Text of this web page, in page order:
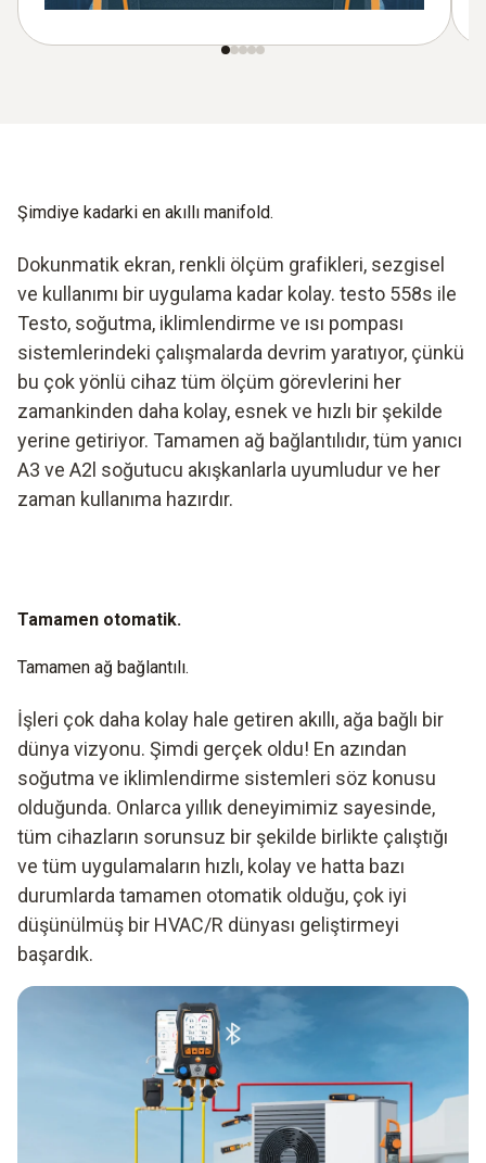
Şimdiye kadarki en akıllı manifold.
Dokunmatik ekran, renkli ölçüm grafikleri, sezgisel
ve kullanımı bir uygulama kadar kolay. testo 558s ile
Testo, soğutma, iklimlendirme ve ısı pompası
sistemlerindeki çalışmalarda devrim yaratıyor, çünkü
bu çok yönlü cihaz tüm ölçüm görevlerini her
zamankinden daha kolay, esnek ve hızlı bir şekilde
yerine getiriyor. Tamamen ağ bağlantılıdır, tüm yanıcı
A3 ve A2l soğutucu akışkanlarla uyumludur ve her
zaman kullanıma hazırdır.
Tamamen otomatik.
Tamamen ağ bağlantılı.
İşleri çok daha kolay hale getiren akıllı, ağa bağlı bir
dünya vizyonu. Şimdi gerçek oldu! En azından
soğutma ve iklimlendirme sistemleri söz konusu
olduğunda. Onlarca yıllık deneyimimiz sayesinde,
tüm cihazların sorunsuz bir şekilde birlikte çalıştığı
ve tüm uygulamaların hızlı, kolay ve hatta bazı
durumlarda tamamen otomatik olduğu, çok iyi
düşünülmüş bir HVAC/R dünyası geliştirmeyi
başardık.